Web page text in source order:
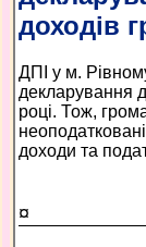
доходів
ДПІ у м.
декларування
році. Тож,
доходи та
¤